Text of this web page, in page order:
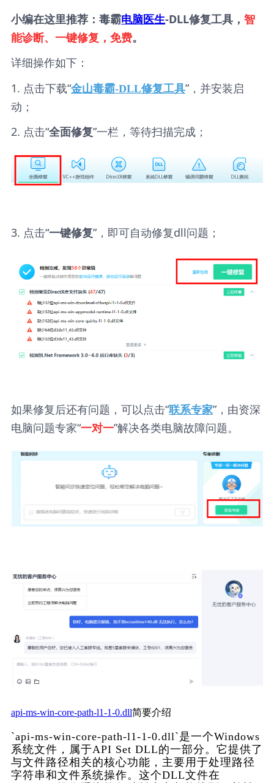
小编在这里推荐：毒霸电脑医生-DLL修复工具， 智
能诊断、一键修复，免费。
详细操作如下：
1. 点击下载“金山毒霸-DLL修复工具”，并安装启
动；
2. 点击“全面修复”一栏，等待扫描完成；
3. 点击“一键修复”，即可自动修复dll问题；
如果修复后还有问题，可以点击“联系专家”，由资深
电脑问题专家“一对一”解决各类电脑故障问题。
api-ms-win-core-path-l1-1-0.dll简要介绍
`api-ms-win-core-path-l1-1-0.dll`是一个Windows
系统文件，属于API Set DLL的一部分。它提供了
与文件路径相关的核心功能，主要用于处理路径
字符串和文件系统操作。这个DLL文件在